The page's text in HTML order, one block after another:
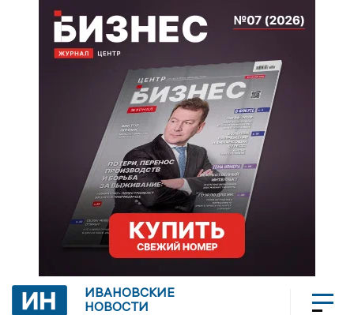
ИВАНОВСКИЕ
НОВОСТИ